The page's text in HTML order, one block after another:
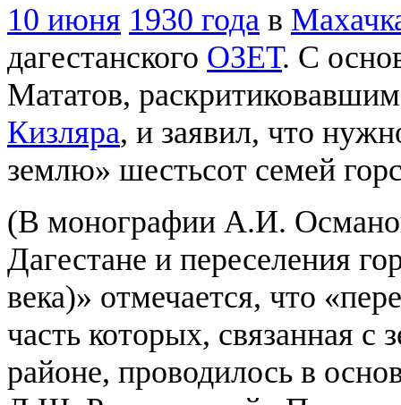
10 июня 1930 года в
дагестанского ОЗЕТ. С
Мататов,
Кизляра, и заявил, что
землю» шестьсот семей
(В монографии А.И.
Дагестане и переселения
века)» отмечается, что
часть которых, связанная
районе, проводилось в